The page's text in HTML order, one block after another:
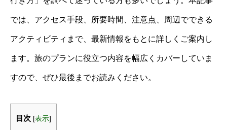
では、アクセス手段、所要時間、注意点、周辺でできる
アクティビティまで、最新情報をもとに詳しくご案内し
ます。旅のプランに役立つ内容を幅広くカバーしていま
すので、ぜひ最後までお読みください。
目次 [表示]